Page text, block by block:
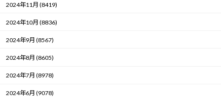
2024年11月 (8419)
2024年10月 (8836)
2024年9月 (8567)
2024年8月 (8605)
2024年7月 (8978)
2024年6月 (9078)